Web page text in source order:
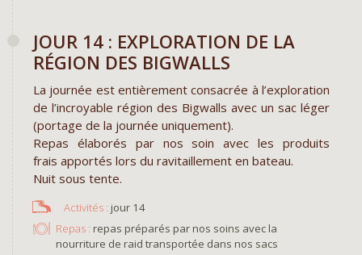
JOUR 14 : EXPLORATION DE LA
RÉGION DES BIGWALLS
La journée est entièrement consacrée à l’exploration
de l’incroyable région des Bigwalls avec un sac léger
(portage de la journée uniquement).
Repas élaborés par nos soin avec les produits
frais apportés lors du ravitaillement en bateau.
Nuit sous tente.
jour 14
Repas : repas préparés par nos soins avec la
nourriture de raid transportée dans nos sacs